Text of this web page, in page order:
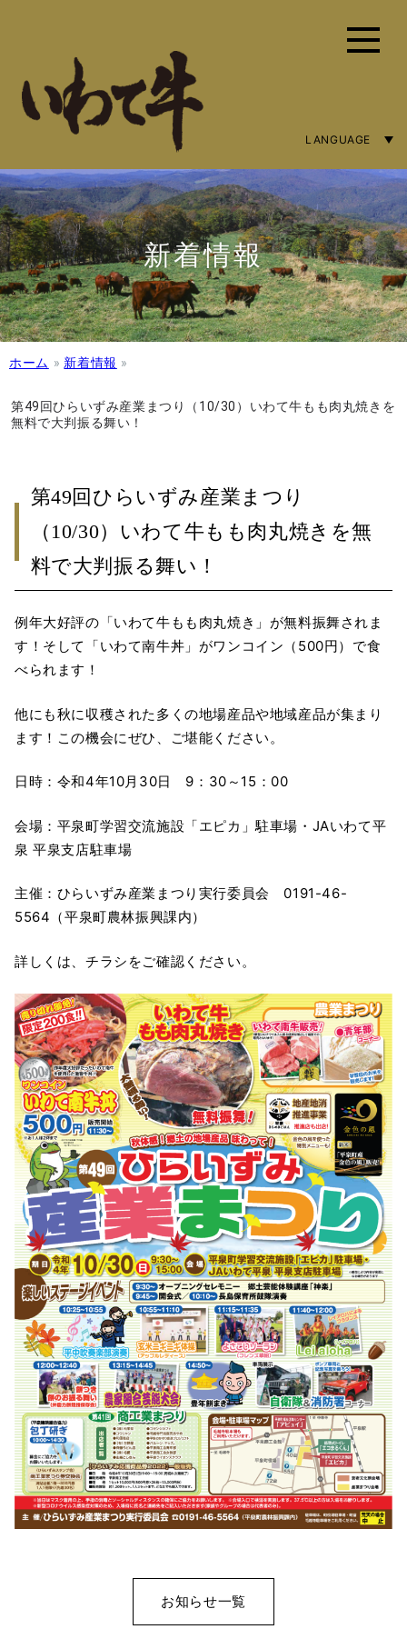
LANGUAGE
新着情報
ホーム » 新着情報 »
第49回ひらいずみ産業まつり（10/30）いわて牛もも肉丸焼きを
無料で大判振る舞い！
第49回ひらいずみ産業まつり
（10/30）いわて牛もも肉丸焼きを無
料で大判振る舞い！
例年大好評の「いわて牛もも肉丸焼き」が無料振舞されま
す！そして「いわて南牛丼」がワンコイン（500円）で食
べられます！
他にも秋に収穫された多くの地場産品や地域産品が集まり
ます！この機会にぜひ、ご堪能ください。
日時：令和4年10月30日 9：30～15：00
会場：平泉町学習交流施設「エピカ」駐車場・JAいわて平
泉 平泉支店駐車場
主催：ひらいずみ産業まつり実行委員会 0191-46-
5564（平泉町農林振興課内）
詳しくは、チラシをご確認ください。
お知らせ一覧